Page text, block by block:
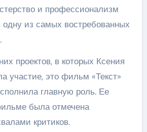
и профессионализм
одну из самых востребованных
проектов, в которых Ксения
участие, это фильм «Текст»
главную роль. Ее
была отмечена
критиков.